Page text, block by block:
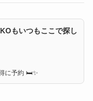
もいつもここで探し